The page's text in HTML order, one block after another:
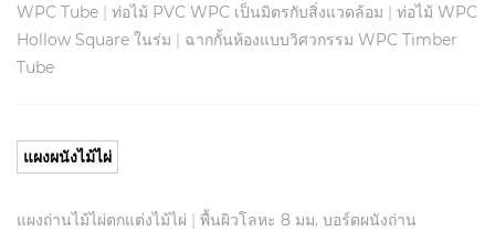
WPC Tube | ท่อไม้ PVC WPC เป็นมิตรกับสิ่งแวดล้อม | ท่อไม้ WPC
Hollow Square ในร่ม | ฉากกั้นห้องแบบวิศวกรรม WPC Timber
Tube
แผงผนังไม้ไผ่
แผงถ่านไม้ไผ่ตกแต่งไม้ไผ่ | พื้นผิวโลหะ 8 มม. บอร์ดผนังถ่าน